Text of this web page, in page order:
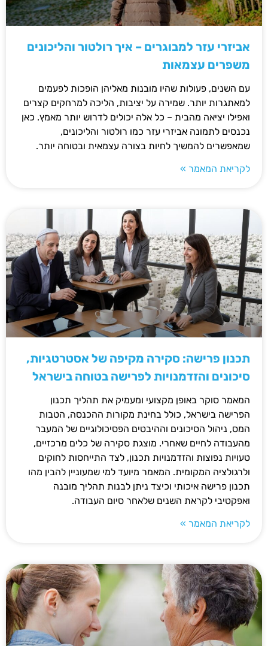
אביזרי עזר למבוגרים – איך רולטור והליכונים
משפרים עצמאות
עם השנים, פעולות שהיו מובנות מאליהן הופכות לפעמים
למאתגרות יותר. שמירה על יציבות, הליכה למרחקים קצרים
ואפילו יציאה מהבית – כל אלה יכולים לדרוש יותר מאמץ. כאן
נכנסים לתמונה אביזרי עזר כמו רולטור והליכונים,
שמאפשרים להמשיך לחיות בצורה עצמאית ובטוחה יותר.
לקריאת המאמר »
תכנון פרישה: סקירה מקיפה של אסטרטגיות,
סיכונים והזדמנויות לפרישה בטוחה בישראל
המאמר סוקר באופן מקצועי ומעמיק את תהליך תכנון
הפרישה בישראל, כולל בחינת מקורות ההכנסה, הטבות
המס, ניהול הסיכונים וההיבטים הפסיכולוגיים של המעבר
מהעבודה לחיים שאחרי. מוצגת סקירה של כלים מרכזיים,
טעויות נפוצות והזדמנויות תכנון, לצד התייחסות לחוקים
ולרגולציה המקומית. המאמר מיועד למי שמעוניין להבין מהו
תכנון פרישה איכותי וכיצד ניתן לבנות תהליך מובנה
ואפקטיבי לקראת השנים שלאחר סיום העבודה.
לקריאת המאמר »